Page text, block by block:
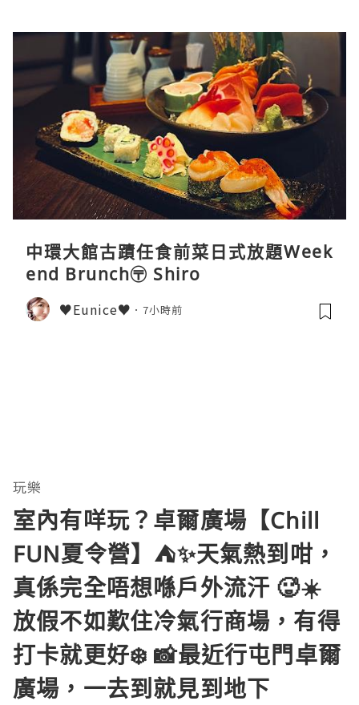
中環大館古蹟任食前菜日式放題Week
end Brunch〶 Shiro
♥Eunice♥ 7小時前
玩樂
室內有咩玩？卓爾廣場【Chill
FUN夏令營】⛺️✨天氣熱到咁，
真係完全唔想喺戶外流汗 🥵☀️
放假不如歎住冷氣行商場，有得
打卡就更好❄️ 📸最近行屯門卓爾
廣場，一去到就見到地下